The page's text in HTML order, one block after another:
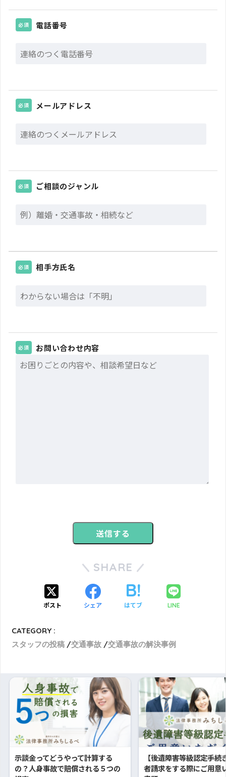
必須 電話番号
必須 メールアドレス
必須 ご相談のジャンル
必須 相手方氏名
必須 お問い合わせ内容
SHARE
ポスト シェア はてブ LINE
CATEGORY :
スタッフの投稿
交通事故 交通事故の解決事例
示談金ってどうやって計算する
の？人身事故で賠償される５つの
【後遺障害等級認定手続
者請求をする際にご用意